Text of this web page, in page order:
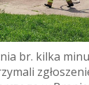
br. kilka